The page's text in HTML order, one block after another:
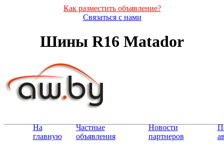
Как разместить объявление?
Связаться с нами
Шины R16 Matador
На
главную
Частные
объявления
Новости
партнеров